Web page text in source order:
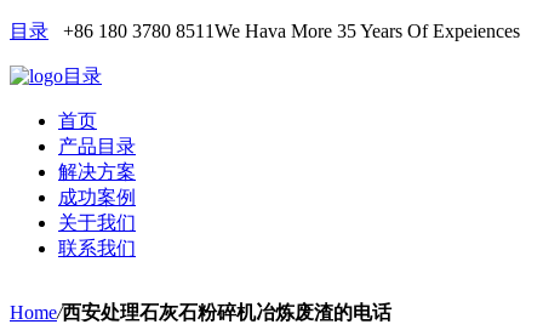
目录 +86 180 3780 8511We Hava More 35 Years Of Expeiences
目录
首页
产品目录
解决方案
成功案例
关于我们
联系我们
Home/西安处理石灰石粉碎机冶炼废渣的电话